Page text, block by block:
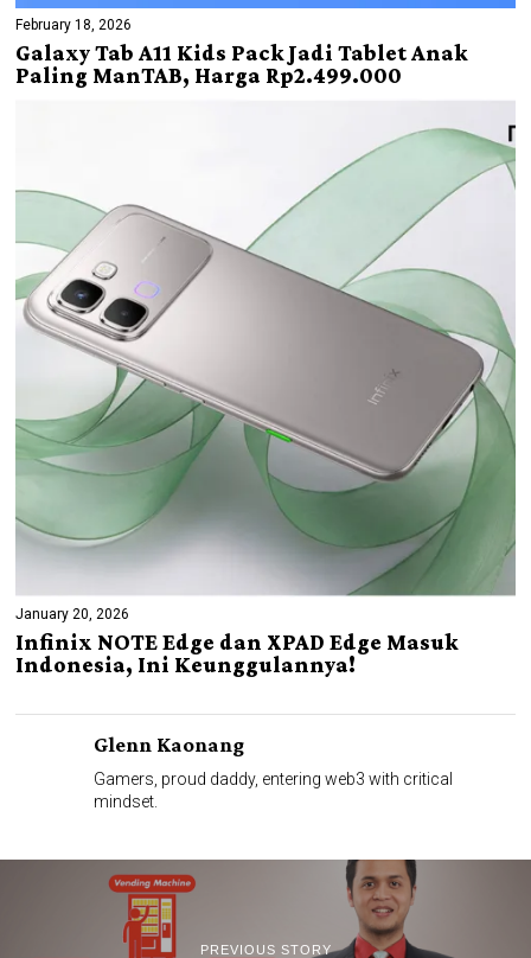
February 18, 2026
Galaxy Tab A11 Kids Pack Jadi Tablet Anak
Paling ManTAB, Harga Rp2.499.000
January 20, 2026
Infinix NOTE Edge dan XPAD Edge Masuk
Indonesia, Ini Keunggulannya!
Glenn Kaonang
Gamers, proud daddy, entering web3 with critical
mindset.
PREVIOUS STORY